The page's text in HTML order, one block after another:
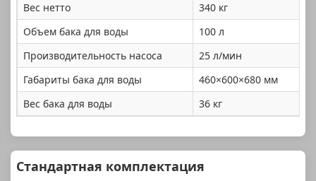
Вес нетто
340 кг
Объем бака для воды
100 л
Производительность насоса
25 л/мин
Габариты бака для воды
460×600×680 мм
Вес бака для воды
36 кг
Стандартная комплектация